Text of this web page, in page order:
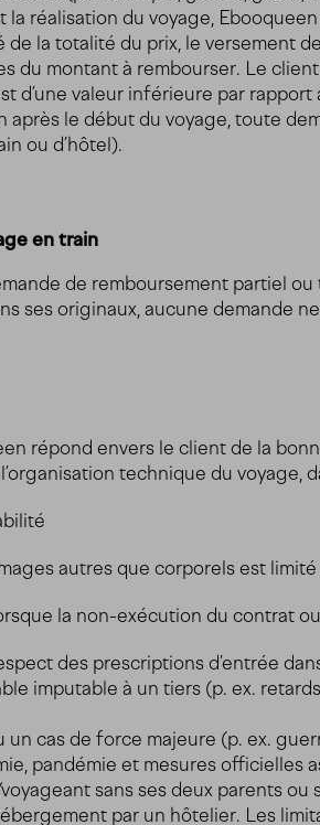
réalisation du voyage,
la totalité du prix, le versement
du montant à rembourser. Le
d’une valeur inférieure par
après le début du voyage, toute
ou d’hôtel).
en train
de remboursement partiel
ses originaux, aucune demande
répond envers le client de la
technique du
autres que corporels est
la non-exécution du contrat
des prescriptions d’entrée
imputable à un tiers (p. ex.
cas de force majeure (p. ex.
pandémie et mesures officielles
sans ses deux parents
par un hôtelier. Les